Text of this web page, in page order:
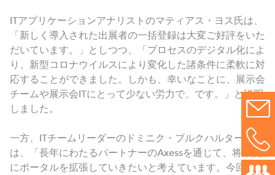
ITアプリケーションアナリストのマティアス・ヨス氏は、
「新しく導入された出展者の一括登録は大変ご好評をいた
だいています。」としつつ、「プロセスのデジタル化によ
り、新型コロナウイルスにより変化した諸条件に柔軟に対
応することができました。しかも、幸いなことに、展示会
チームや展示会ITにとって少ない労力で、です。」と説明
しました。
一方、ITチームリーダーのドミニク・ブルクハルター氏
は、「長年にわたるパートナーのAxessを通じて、将来的
にポータルを拡張していきたいと考えています。今回の新